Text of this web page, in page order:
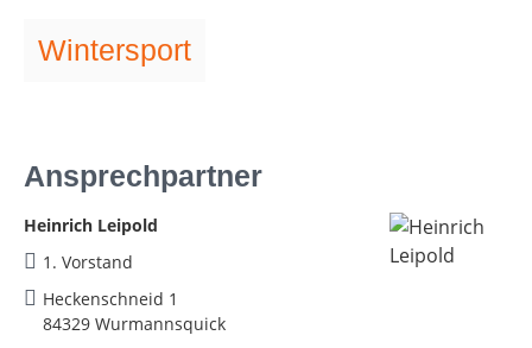
Wintersport
Ansprechpartner
Heinrich Leipold
1. Vorstand
Heckenschneid 1
84329 Wurmannsquick